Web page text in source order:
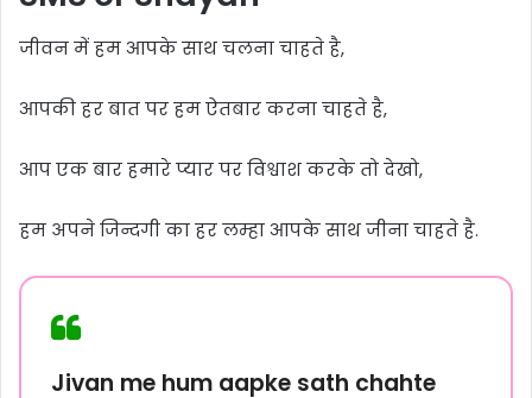
जीवन में हम आपके साथ चलना चाहते है,
आपकी हर बात पर हम ऐतबार करना चाहते है,
आप एक बार हमारे प्यार पर विश्वाश करके तो देखो,
हम अपने जिन्दगी का हर लम्हा आपके साथ जीना चाहते है.
Jivan me hum aapke sath chahte